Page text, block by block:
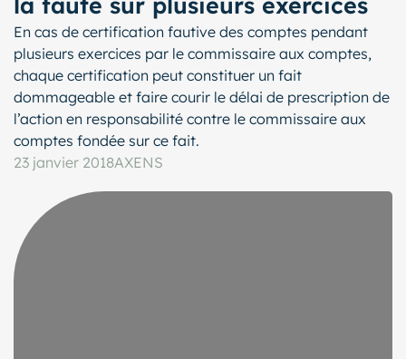
En cas de certification fautive des comptes pendant
plusieurs exercices par le commissaire aux comptes,
chaque certification peut constituer un fait
dommageable et faire courir le délai de prescription de
l’action en responsabilité contre le commissaire aux
comptes fondée sur ce fait.
23 janvier 2018AXENS